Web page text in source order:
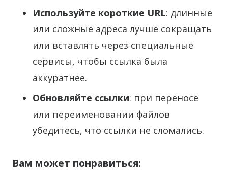
Используйте короткие URL: длинные
или сложные адреса лучше сокращать
или вставлять через специальные
сервисы, чтобы ссылка была
аккуратнее.
Обновляйте ссылки: при переносе
или переименовании файлов
убедитесь, что ссылки не сломались.
Вам может понравиться: